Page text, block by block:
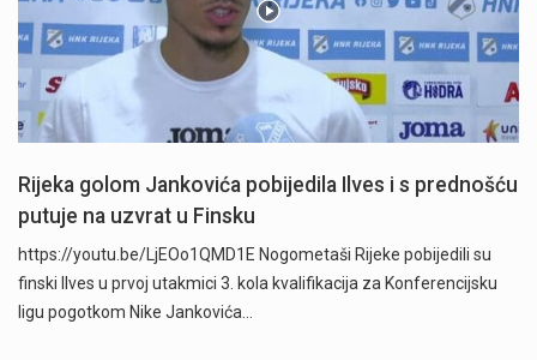
Rijeka golom Jankovića pobijedila Ilves i s prednošću
putuje na uzvrat u Finsku
https://youtu.be/LjEOo1QMD1E Nogometaši Rijeke pobijedili su
finski Ilves u prvoj utakmici 3. kola kvalifikacija za Konferencijsku
ligu pogotkom Nike Jankovića…